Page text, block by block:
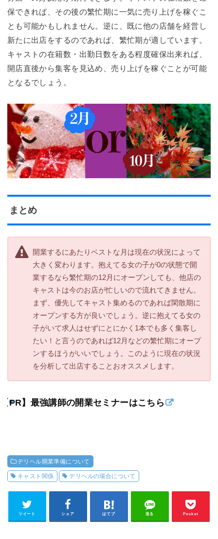
保できれば、その後の繁忙期に一気に売り上げを稼ぐこ
とも可能かもしれません。逆に、既に他の店舗を経営し
新たに出店をするのであれば、繁忙期が適しています。
キャストの在籍数・出勤日数をある程度確保出来れば、
開店直後から集客を見込め、売り上げを稼ぐことが可能
となるでしょう。
まとめ
開業するにあたりベストな月は現在の状況によって
大きく変わります。抱えてる女の子が0の状態で開
業するなら繁忙期の12月にオープンしても、他店の
キャストは今のお店が忙しいので流れてきません。
まず、優先してキャスト集めるのであれば閑散期に
オープンする方が良いでしょう。逆に抱えてる女の
子がいて求人はせずにとにかく1本でも多く集客し
たい！と言うのであれば12月などの繁忙期にオープ
ンするほうがいいでしょう。このように現在の状況
を分析して出店することおオススメします。
【PR】最強講師の開業セミナーはこちら
デリヘル開業準備について
キャスト関係 デリヘルの場合について
ツイート シェア はてブ 送る Pocket